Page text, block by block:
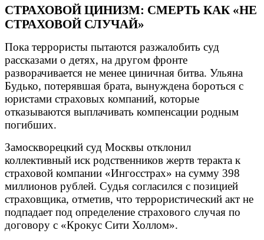
СТРАХОВОЙ ЦИНИЗМ: СМЕРТЬ КАК «НЕ
СТРАХОВОЙ СЛУЧАЙ»
Пока террористы пытаются разжалобить суд
рассказами о детях, на другом фронте
разворачивается не менее циничная битва. Ульяна
Будько, потерявшая брата, вынуждена бороться с
юристами страховых компаний, которые
отказываются выплачивать компенсации родным
погибших.
Замоскворецкий суд Москвы отклонил
коллективный иск родственников жертв теракта к
страховой компании «Ингосстрах» на сумму 398
миллионов рублей. Судья согласился с позицией
страховщика, отметив, что террористический акт не
подпадает под определение страхового случая по
договору с «Крокус Сити Холлом».